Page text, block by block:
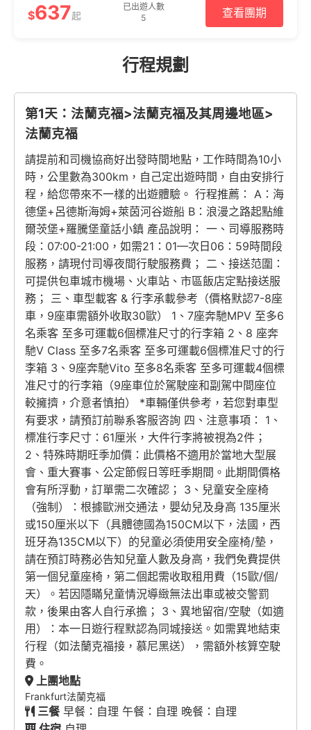
$637起
已出遊人數
5
查看團期
行程規劃
第1天：法蘭克福>法蘭克福及其周邊地區>
法蘭克福
請提前和司機協商好出發時間地點，工作時間為10小
時，公里數為300km，自己定出遊時間，自由安排行
程，給您帶來不一樣的出遊體驗。 行程推薦： A：海
德堡+呂德斯海姆+萊茵河谷遊船 B：浪漫之路起點維
爾茨堡+羅騰堡童話小鎮 產品說明： 一、司導服務時
段：07:00-21:00，如需21：01—次日06：59時間段
服務，請現付司導夜間行駛服務費； 二、接送范圍：
可提供包車城市機場、火車站、市區飯店定點接送服
務； 三、車型載客 & 行李承載參考（價格默認7-8座
車，9座車需額外收取30歐） 1、7座奔馳MPV 至多6
名乘客 至多可運載6個標准尺寸的行李箱 2、8 座奔
馳V Class 至多7名乘客 至多可運載6個標准尺寸的行
李箱 3、9座奔馳Vito 至多8名乘客 至多可運載4個標
准尺寸的行李箱（9座車位於駕駛座和副駕中間座位
較擁擠，介意者慎拍） *車輛僅供參考，若您對車型
有要求，請預訂前聯系客服咨詢 四、注意事項： 1、
標准行李尺寸：61厘米，大件行李將被視為2件；
2、特殊時期旺季加價：此價格不適用於當地大型展
會、重大賽事、公定節假日等旺季期間。此期間價格
會有所浮動，訂單需二次確認； 3、兒童安全座椅
（強制）：根據歐洲交通法，嬰幼兒及身高 135厘米
或150厘米以下（具體德國為150CM以下，法國，西
班牙為135CM以下）的兒童必須使用安全座椅/墊，
請在預訂時務必告知兒童人數及身高，我們免費提供
第一個兒童座椅，第二個起需收取租用費（15歐/個/
天）。若因隱瞞兒童情況導緻無法出車或被交警罰
款，後果由客人自行承擔； 3、異地留宿/空駛（如適
用）：本一日遊行程默認為同城接送。如需異地結束
行程（如法蘭克福接，慕尼黑送），需額外核算空駛
費。
上團地點
Frankfurt法蘭克福
三餐早餐：自理 午餐：自理 晚餐：自理